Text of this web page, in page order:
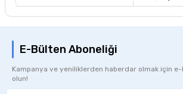
E-Bülten Aboneliği
Kampanya ve yeniliklerden haberdar olmak için
olun!